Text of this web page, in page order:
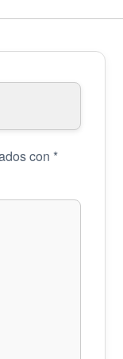
con *